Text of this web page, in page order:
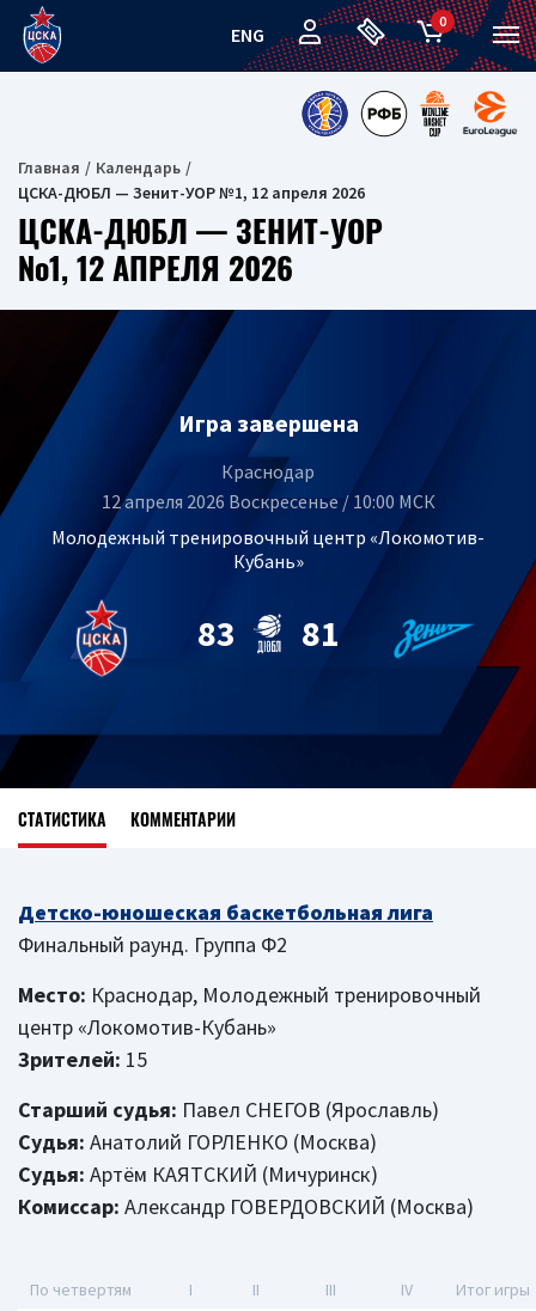
ENG
0
Главная
Календарь
ЦСКА-ДЮБЛ — Зенит-УОР №1, 12 апреля 2026
ЦСКА-ДЮБЛ — ЗЕНИТ-УОР
№1, 12 АПРЕЛЯ 2026
Игра завершена
Краснодар
12 апреля 2026 Воскресенье / 10:00 МСК
Молодежный тренировочный центр «Локомотив-
Кубань»
83 81
СТАТИСТИКА КОММЕНТАРИИ
Детско-юношеская баскетбольная лига
Финальный раунд. Группа Ф2
Место: Краснодар, Молодежный тренировочный
центр «Локомотив-Кубань»
Зрителей: 15
Старший судья: Павел СНЕГОВ (Ярославль)
Судья: Анатолий ГОРЛЕНКО (Москва)
Судья: Артём КАЯТСКИЙ (Мичуринск)
Комиссар: Александр ГОВЕРДОВСКИЙ (Москва)
По четвертям I II III IV Итог игры